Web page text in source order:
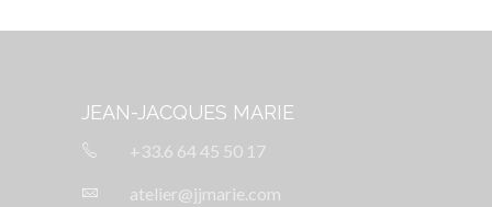
JEAN-JACQUES MARIE
+33.6 64 45 50 17
atelier@jjmarie.com